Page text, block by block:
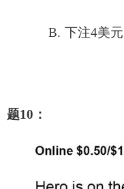
B. 下注4美元
题10：